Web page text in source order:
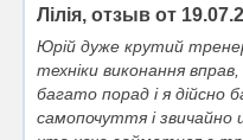
Лілія, отзыв от
Юрій дуже крутий
техніки виконання
багато порад і я дійсно
самопочуття і звичайно